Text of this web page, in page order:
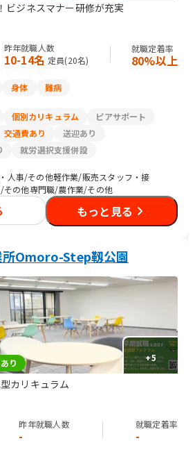
ビジネスマナー研修が充実
昨年就職人数
10-14名 定員(20名)
就職定着率
80%以上
身体
難病
個別カリキュラム
ピアサポート
交通費あり
送迎あり
就労選択支援併設
人事/その他軽作業/販売スタッフ・接
の他専門職/農作業/その他
もっと見る
所Omoro-Step靱公園
+5
り
カリキュラム
昨年就職人数
-
就職定着率
-